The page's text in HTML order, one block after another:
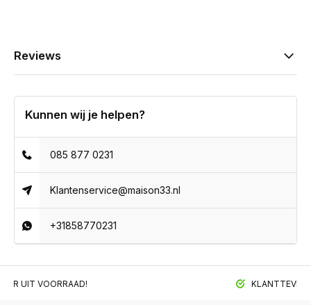
Reviews
Kunnen wij je helpen?
085 877 0231
Klantenservice@maison33.nl
+31858770231
UIT VOORRAAD!